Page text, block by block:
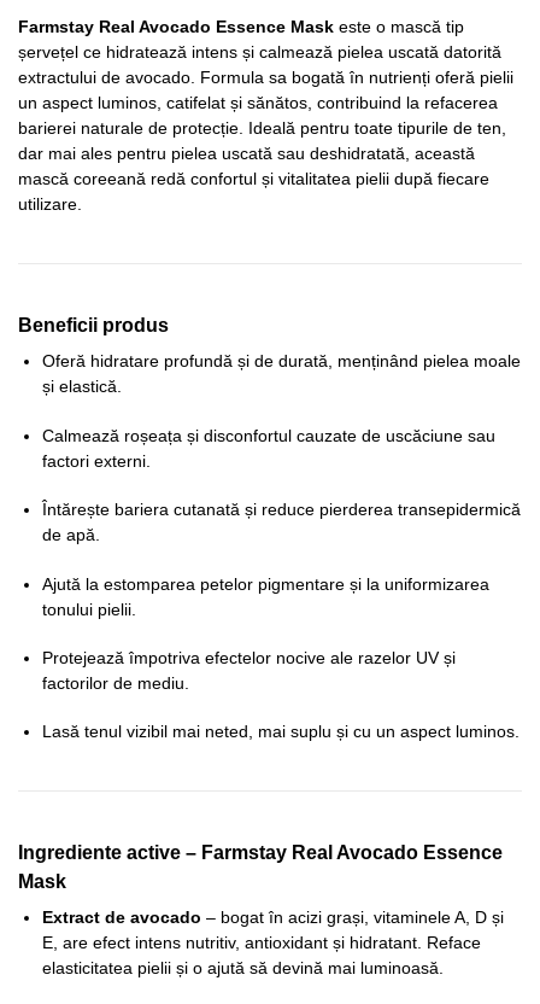
Farmstay Real Avocado Essence Mask este o mască tip
șervețel ce hidratează intens și calmează pielea uscată datorită
extractului de avocado. Formula sa bogată în nutrienți oferă pielii
un aspect luminos, catifelat și sănătos, contribuind la refacerea
barierei naturale de protecție. Ideală pentru toate tipurile de ten,
dar mai ales pentru pielea uscată sau deshidratată, această
mască coreeană redă confortul și vitalitatea pielii după fiecare
utilizare.
Beneficii produs
Oferă hidratare profundă și de durată, menținând pielea moale
și elastică.
Calmează roșeața și disconfortul cauzate de uscăciune sau
factori externi.
Întărește bariera cutanată și reduce pierderea transepidermică
de apă.
Ajută la estomparea petelor pigmentare și la uniformizarea
tonului pielii.
Protejează împotriva efectelor nocive ale razelor UV și
factorilor de mediu.
Lasă tenul vizibil mai neted, mai suplu și cu un aspect luminos.
Ingrediente active – Farmstay Real Avocado Essence
Mask
Extract de avocado – bogat în acizi grași, vitaminele A, D și
E, are efect intens nutritiv, antioxidant și hidratant. Reface
elasticitatea pielii și o ajută să devină mai luminoasă.